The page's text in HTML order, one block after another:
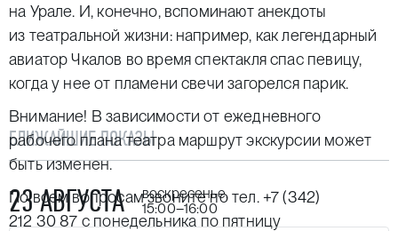
на Урале. И, конечно, вспоминают анекдоты
из театральной жизни: например, как легендарный
авиатор Чкалов во время спектакля спас певицу,
когда у нее от пламени свечи загорелся парик.
Внимание! В зависимости от ежедневного
рабочего плана театра маршрут экскурсии может
быть изменен.
По всем вопросам звоните по тел.+7 (342)
212 30 87 с понедельника по пятницу
БЛИЖАЙШИЕ ПОКАЗЫ
23 АВГУСТА
воскресенье,
15:00–16:00